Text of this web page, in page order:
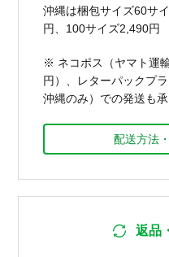
沖縄は梱包サイズ60サ
円、100サイズ2,490円
※ ネコポス（ヤマト運
円）、レターパックプ
沖縄のみ）での発送も承
配送方法
返品